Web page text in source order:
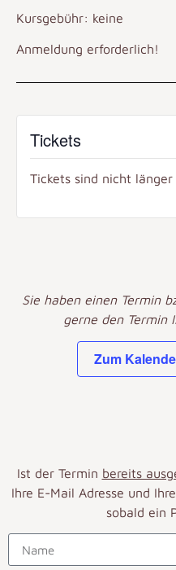
Kursgebühr: keine
Anmeldung erforderlich!
Tickets
Tickets sind nicht
Sie haben einen Termin
gerne den Termin
Zum
Ist der Termin bereits
Ihre E-Mail Adresse und
sobald ein